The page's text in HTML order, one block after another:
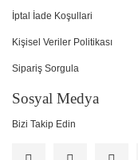
İptal İade Koşullari
Kişisel Veriler Politikası
Sipariş Sorgula
Sosyal Medya
Bizi Takip Edin